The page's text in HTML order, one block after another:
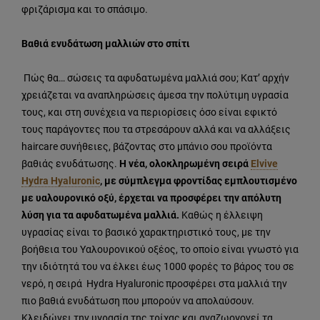
φριζάρισμα και το σπάσιμο.
Βαθιά ενυδάτωση μαλλιών στο σπίτι
Πώς θα… σώσεις τα αφυδατωμένα μαλλιά σου; Κατ’ αρχήν
χρειάζεται να αναπληρώσεις άμεσα την πολύτιμη υγρασία
τους, και στη συνέχεια να περιορίσεις όσο είναι εφικτό
τους παράγοντες που τα στρεσάρουν αλλά και να αλλάξεις
haircare συνήθειες, βάζοντας στο μπάνιο σου προϊόντα
βαθιάς ενυδάτωσης. Η νέα, ολοκληρωμένη σειρά Elvive
Hydra Hyaluronic, με σύμπλεγμα φροντίδας εμπλουτισμένο
με υαλουρονικό οξύ, έρχεται να προσφέρει την απόλυτη
λύση για τα αφυδατωμένα μαλλιά. Καθώς η έλλειψη
υγρασίας είναι το βασικό χαρακτηριστικό τους, με την
βοήθεια του Υαλουρονικού οξέος, το οποίο είναι γνωστό για
την ιδιότητά του να έλκει έως 1000 φορές το βάρος του σε
νερό, η σειρά Hydra Hyaluronic προσφέρει στα μαλλιά την
πιο βαθιά ενυδάτωση που μπορούν να απολαύσουν.
Κλειδώνει την υγρασία της τρίχας και αναζωογονεί τα